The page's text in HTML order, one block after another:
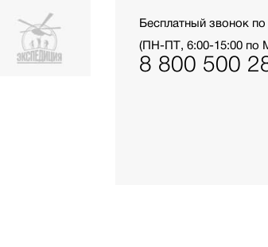
Бесплатный звонок
(ПН-ПТ, 6:00-15:00 по
8 800 500